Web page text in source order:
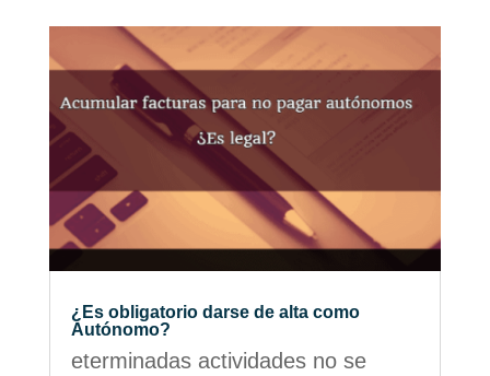
¿Es obligatorio darse de alta como
Autónomo?
eterminadas actividades no se